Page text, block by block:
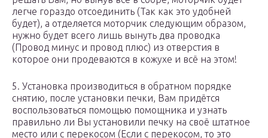
легче гораздо отсоединить (Так как это удобней
будет), а отделяется моторчик следующим образом,
нужно будет всего лишь вынуть два проводка
(Провод минус и провод плюс) из отверстия в
которое они продеваются в кожухе и всё на этом!
5. Установка производиться в обратном порядке
снятию, после установки печки, Вам придётся
воспользоваться помощью помощника и узнать
правильно ли Вы установили печку на своё штатное
место или с перекосом (Если с перекосом, то это